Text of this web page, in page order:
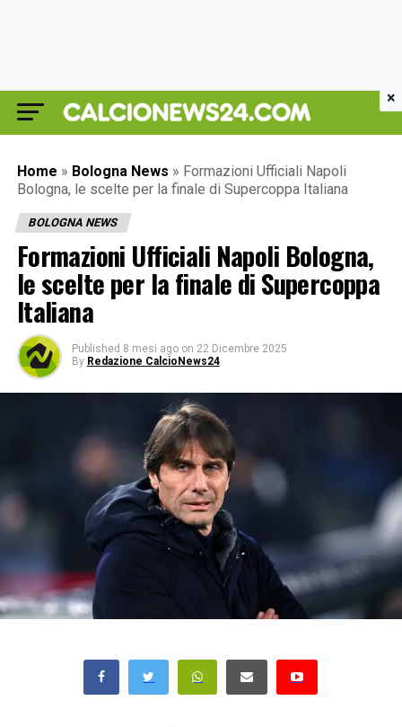
Home » Bologna News » Formazioni Ufficiali Napoli
Bologna, le scelte per la finale di Supercoppa Italiana
BOLOGNA NEWS
Formazioni Ufficiali Napoli Bologna,
le scelte per la finale di Supercoppa
Italiana
Published 8 mesi ago on 22 Dicembre 2025
By Redazione CalcioNews24
×